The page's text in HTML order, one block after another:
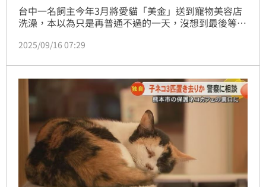
台中一名飼主今年3月將愛貓「美金」送到寵物美容店
洗澡，本以為只是再普通不過的一天，沒想到最後等來
治，而店家卻僅解釋是「烘乾機時間設定錯誤」，讓家
2025/09/16 07:29